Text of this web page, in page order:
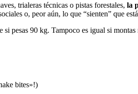
trialeras técnicas o pistas forestales, la
o, peor aún, lo que “sienten” que
pesas 90 kg. Tampoco es igual si
bites»!)